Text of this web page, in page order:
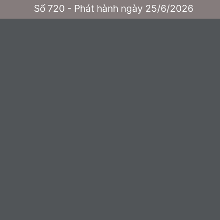
Số 720 - Phát hành ngày 25/6/2026